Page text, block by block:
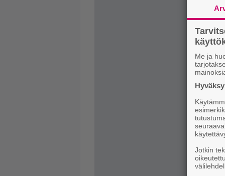
Me ja
Jotkin